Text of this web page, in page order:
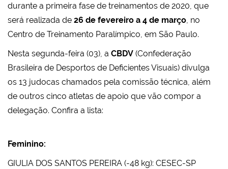
durante a primeira fase de treinamentos de 2020, que
será realizada de 26 de fevereiro a 4 de março, no
Centro de Treinamento Paralímpico, em São Paulo.
Nesta segunda-feira (03), a CBDV (Confederação
Brasileira de Desportos de Deficientes Visuais) divulga
os 13 judocas chamados pela comissão técnica, além
de outros cinco atletas de apoio que vão compor a
delegação. Confira a lista:
Feminino:
GIULIA DOS SANTOS PEREIRA (-48 kg): CESEC-SP